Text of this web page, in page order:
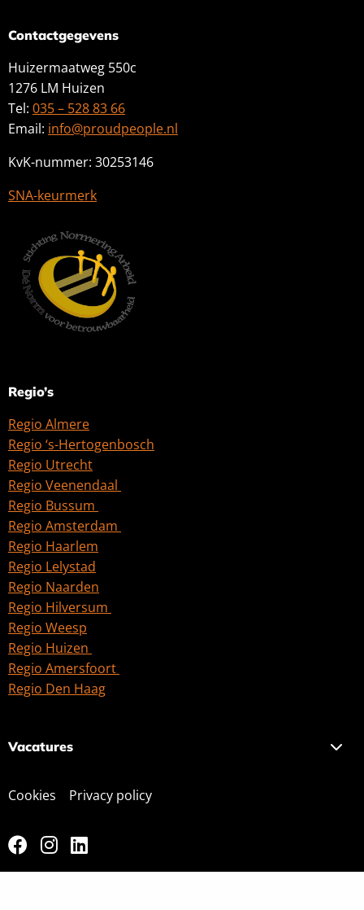
Contactgegevens
Huizermaatweg 550c
1276 LM Huizen
Tel: 035 – 528 83 66
Email: info@proudpeople.nl
KvK-nummer: 30253146
SNA-keurmerk
Regio’s
Regio Almere
Regio ‘s-Hertogenbosch
Regio Utrecht
Regio Veenendaal
Regio Bussum
Regio Amsterdam
Regio Haarlem
Regio Lelystad
Regio Naarden
Regio Hilversum
Regio Weesp
Regio Huizen
Regio Amersfoort
Regio Den Haag
Vacatures
Cookies Privacy policy
Ga
naar
Ga
naar
Ga
naar